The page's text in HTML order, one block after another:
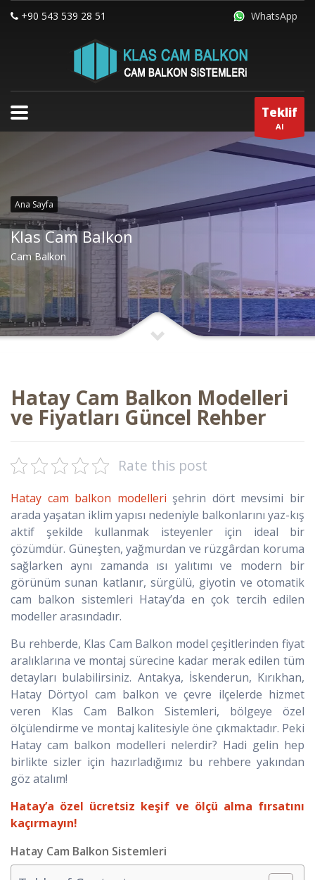
WhatsApp
+90 543 539 28 51
Teklif
Al
Ana Sayfa
Klas Cam Balkon
Cam Balkon
Hatay Cam Balkon Modelleri
ve Fiyatları Güncel Rehber
Rate this post
Hatay cam balkon modelleri şehrin dört mevsimi bir
arada yaşatan iklim yapısı nedeniyle balkonlarını yaz-kış
aktif şekilde kullanmak isteyenler için ideal bir
çözümdür. Güneşten, yağmurdan ve rüzgârdan koruma
sağlarken aynı zamanda ısı yalıtımı ve modern bir
görünüm sunan katlanır, sürgülü, giyotin ve otomatik
cam balkon sistemleri Hatay’da en çok tercih edilen
modeller arasındadır.
Bu rehberde, Klas Cam Balkon model çeşitlerinden fiyat
aralıklarına ve montaj sürecine kadar merak edilen tüm
detayları bulabilirsiniz. Antakya, İskenderun, Kırıkhan,
Hatay Dörtyol cam balkon ve çevre ilçelerde hizmet
veren Klas Cam Balkon Sistemleri, bölgeye özel
ölçülendirme ve montaj kalitesiyle öne çıkmaktadır. Peki
Hatay cam balkon modelleri nelerdir? Hadi gelin hep
birlikte sizler için hazırladığımız bu rehbere yakından
göz atalım!
Hatay’a özel ücretsiz keşif ve ölçü alma fırsatını
kaçırmayın!
Hatay Cam Balkon Sistemleri